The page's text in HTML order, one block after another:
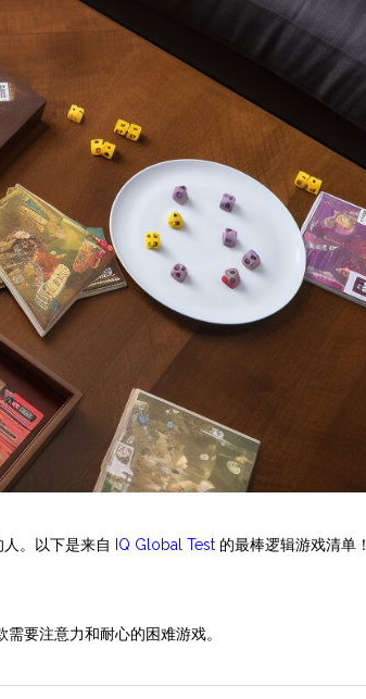
。以下是来自 IQ Global Test 的最棒逻辑游戏清单！
要注意力和耐心的困难游戏。